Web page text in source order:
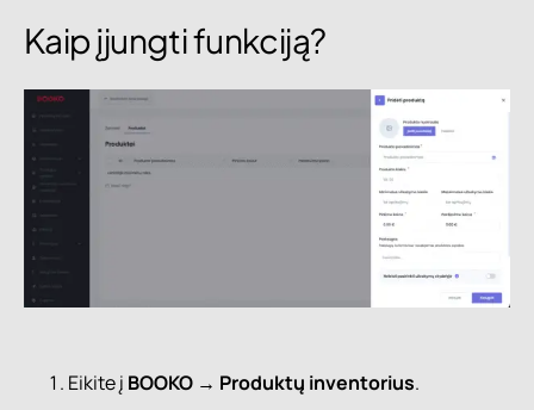
Kaip įjungti funkciją?
Eikite į BOOKO → Produktų inventorius.